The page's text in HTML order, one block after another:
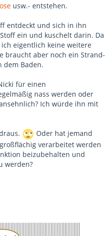
usw.- entstehen.
entdeckt und sich in ihn
ein und kuschelt darin. Da
ich eigentlich keine weitere
braucht aber noch ein Strand-
dem Baden.
für einen
nass werden oder
Ich würde ihn mit
Oder hat jemand
verarbeitet werden
beizubehalten und
werden?